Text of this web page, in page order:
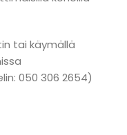
tai käymällä
050 306 2654)